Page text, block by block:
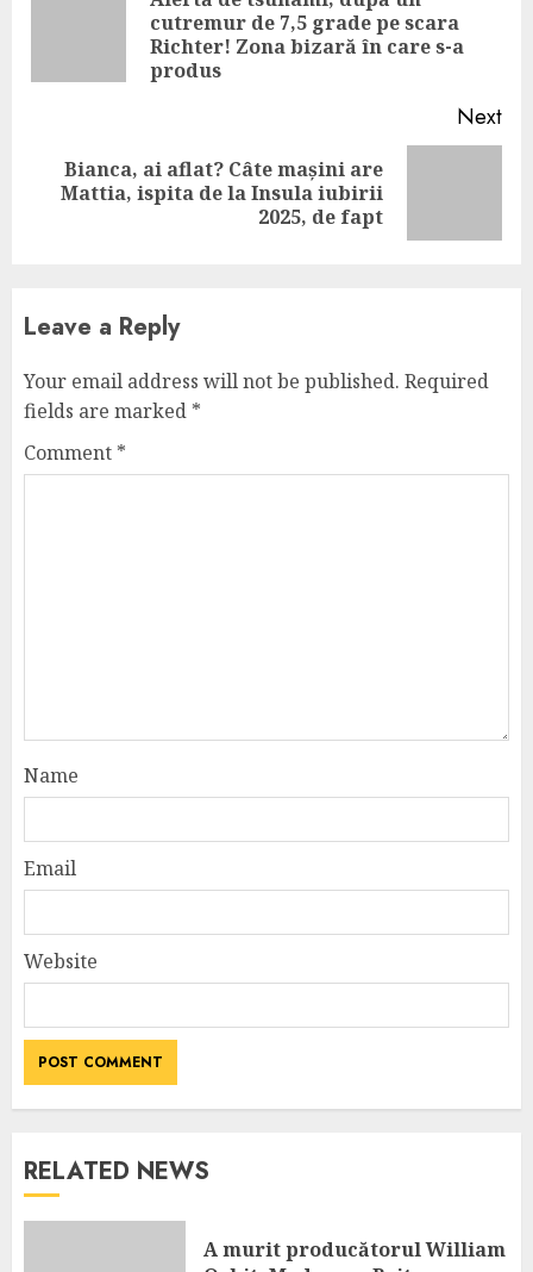
cutremur de 7,5 grade pe scara
Richter! Zona bizară în care s-a
produs
Next
Next
Bianca, ai aflat? Câte mașini are
Mattia, ispita de la Insula iubirii
2025, de fapt
Leave a Reply
Your email address will not be published. Required
fields are marked *
Comment *
Name
Email
Website
RELATED NEWS
A murit producătorul William